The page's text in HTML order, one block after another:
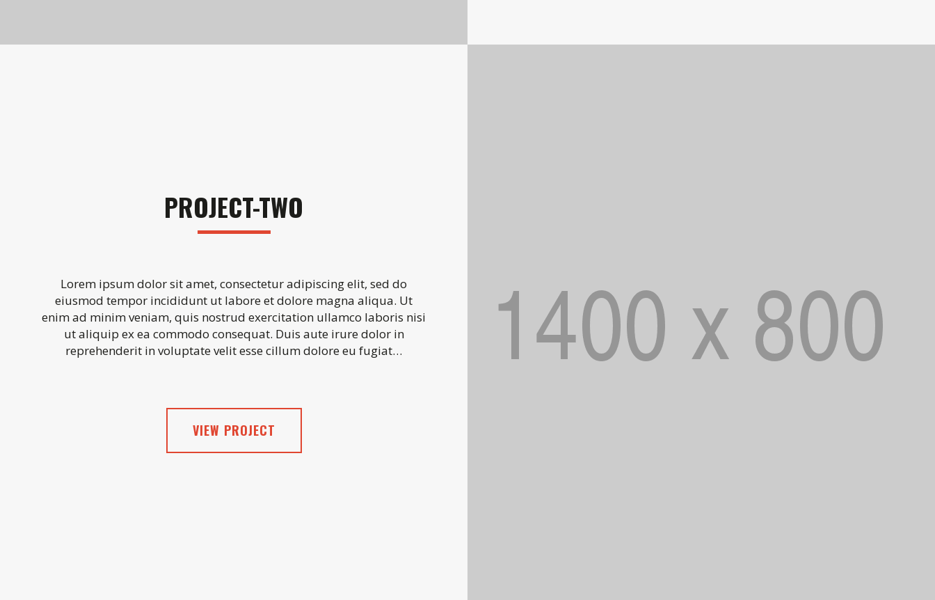
PROJECT-TWO
Lorem ipsum dolor sit amet, consectetur adipiscing elit, sed do
eiusmod tempor incididunt ut labore et dolore magna aliqua. Ut
enim ad minim veniam, quis nostrud exercitation ullamco laboris nisi
ut aliquip ex ea commodo consequat. Duis aute irure dolor in
reprehenderit in voluptate velit esse cillum dolore eu fugiat…
VIEW PROJECT